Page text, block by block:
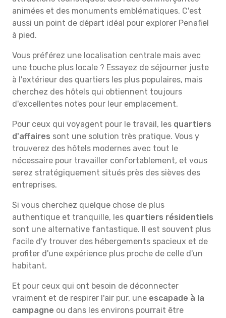
animées et des monuments emblématiques. C'est
aussi un point de départ idéal pour explorer Penafiel
à pied.
Vous préférez une localisation centrale mais avec
une touche plus locale ? Essayez de séjourner juste
à l'extérieur des quartiers les plus populaires, mais
cherchez des hôtels qui obtiennent toujours
d'excellentes notes pour leur emplacement.
Pour ceux qui voyagent pour le travail, les quartiers
d'affaires sont une solution très pratique. Vous y
trouverez des hôtels modernes avec tout le
nécessaire pour travailler confortablement, et vous
serez stratégiquement situés près des sièves des
entreprises.
Si vous cherchez quelque chose de plus
authentique et tranquille, les quartiers résidentiels
sont une alternative fantastique. Il est souvent plus
facile d'y trouver des hébergements spacieux et de
profiter d'une expérience plus proche de celle d'un
habitant.
Et pour ceux qui ont besoin de déconnecter
vraiment et de respirer l'air pur, une escapade à la
campagne ou dans les environs pourrait être